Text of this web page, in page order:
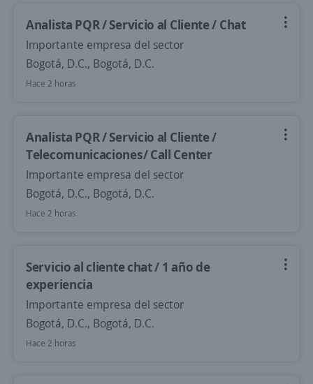
Analista PQR / Servicio al Cliente / Chat
Importante empresa del sector
Bogotá, D.C., Bogotá, D.C.
Hace 2 horas
Analista PQR / Servicio al Cliente /
Telecomunicaciones/ Call Center
Importante empresa del sector
Bogotá, D.C., Bogotá, D.C.
Hace 2 horas
Servicio al cliente chat / 1 año de
experiencia
Importante empresa del sector
Bogotá, D.C., Bogotá, D.C.
Hace 2 horas